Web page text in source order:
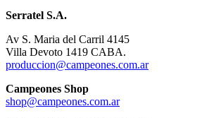
Serratel S.A.
Av S. Maria del Carril 4145
Villa Devoto 1419 CABA.
produccion@campeones.com.ar
Campeones Shop
shop@campeones.com.ar